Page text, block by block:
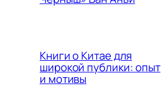
Книги о Китае для
широкой публики: опыт
и мотивы